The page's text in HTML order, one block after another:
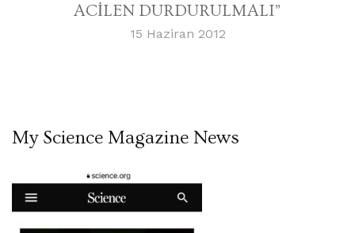
ACİLEN DURDURULMALI”
15 Haziran 2012
My Science Magazine News